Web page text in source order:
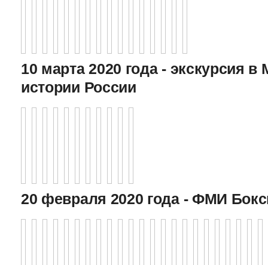
10 марта 2020 года - экскурсия в
истории России
20 февраля 2020 года - ФМИ